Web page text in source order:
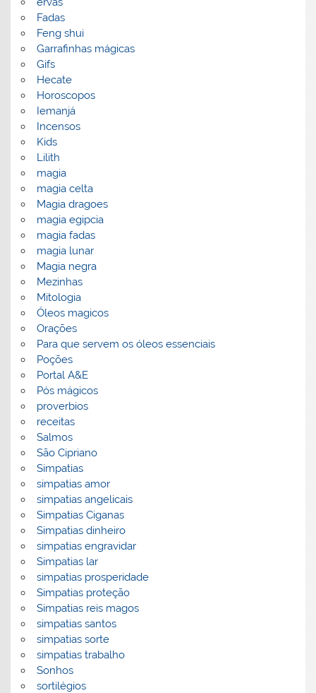
Fadas
Feng shui
Garrafinhas mágicas
Gifs
Hecate
Horoscopos
Iemanjá
Incensos
Kids
Lilith
magia
magia celta
Magia dragoes
magia egipcia
magia fadas
magia lunar
Magia negra
Mezinhas
Mitologia
Óleos magicos
Orações
Para que servem os óleos essenciais
Poções
Portal A&E
Pós mágicos
proverbios
receitas
Salmos
São Cipriano
Simpatias
simpatias amor
simpatias angelicais
Simpatias Ciganas
Simpatias dinheiro
simpatias engravidar
Simpatias lar
simpatias prosperidade
Simpatias proteção
Simpatias reis magos
simpatias santos
simpatias sorte
simpatias trabalho
Sonhos
sortilégios